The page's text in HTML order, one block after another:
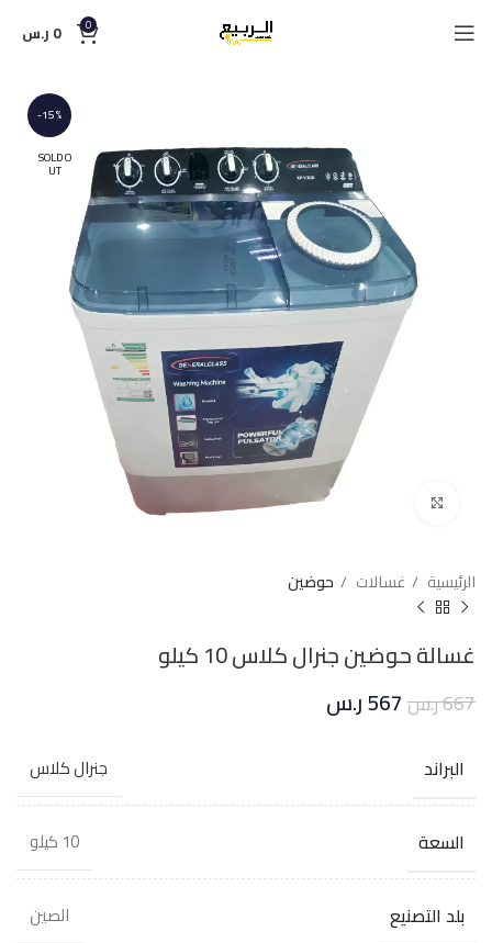
0
0 ر.س
-15%
SOLD O
UT
Click to enlarge
الرئيسية غسالات حوضين
غسالة حوضين جنرال كلاس 10 كيلو
667ر.س567ر.س
البراند جنرال كلاس
السعة 10 كيلو
بلد التصنيع
الصين